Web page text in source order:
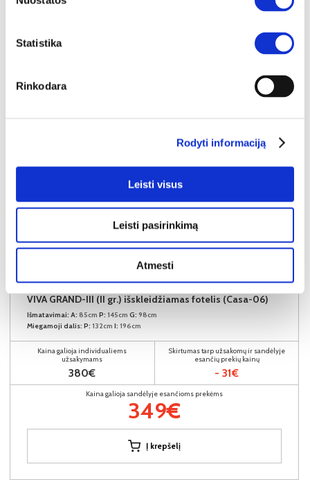
Statistika
Rinkodara
Rodyti informaciją
Leisti visus
Leisti pasirinkimą
Atmesti
YRA SANDĖLYJE
VIVA GRAND-III (II gr.) išskleidžiamas fotelis (Casa-06)
Išmatavimai: A: 85cm P: 145cm G: 98cm
Miegamoji dalis: P: 132cm I: 196cm
Kaina galioja individualiems
užsakymams
380€
Skirtumas tarp užsakomų ir sandėlyje
esančių prekių kainų
- 31€
Kaina galioja sandėlyje esančioms prekėms
349€
Į krepšelį